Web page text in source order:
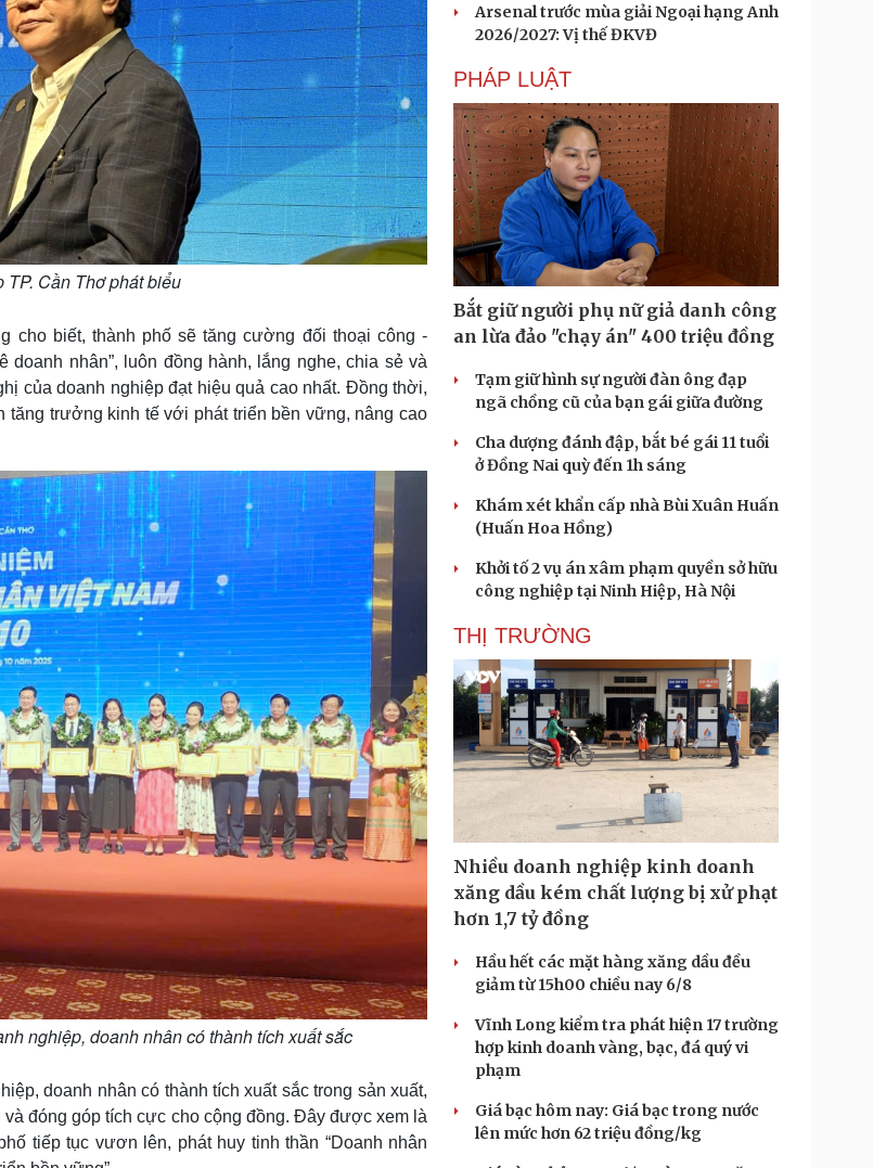
Cần Thơ phát biểu
cho biết, thành phố sẽ tăng cường đối thoại công -
nhân”, luôn đồng hành, lắng nghe, chia sẻ và
của doanh nghiệp đạt hiệu quả cao nhất. Đồng thời,
tăng trưởng kinh tế với phát triển bền vững, nâng cao
nghiệp, doanh nhân có thành tích xuất sắc
doanh nhân có thành tích xuất sắc trong sản xuất,
đóng góp tích cực cho cộng đồng. Đây được xem là
tiếp tục vươn lên, phát huy tinh thần “Doanh nhân
Arsenal trước mùa giải Ngoại hạng Anh
2026/2027: Vị thế ĐKVĐ
PHÁP LUẬT
Bắt giữ người phụ nữ giả danh công
an lừa đảo "chạy án" 400 triệu đồng
Tạm giữ hình sự người đàn ông đạp
ngã chồng cũ của bạn gái giữa đường
Cha dượng đánh đập, bắt bé gái 11 tuổi
ở Đồng Nai quỳ đến 1h sáng
Khám xét khẩn cấp nhà Bùi Xuân Huấn
(Huấn Hoa Hồng)
Khởi tố 2 vụ án xâm phạm quyền sở hữu
công nghiệp tại Ninh Hiệp, Hà Nội
THỊ TRƯỜNG
Nhiều doanh nghiệp kinh doanh
xăng dầu kém chất lượng bị xử phạt
hơn 1,7 tỷ đồng
Hầu hết các mặt hàng xăng dầu đều
giảm từ 15h00 chiều nay 6/8
Vĩnh Long kiểm tra phát hiện 17 trường
hợp kinh doanh vàng, bạc, đá quý vi
phạm
Giá bạc hôm nay: Giá bạc trong nước
lên mức hơn 62 triệu đồng/kg